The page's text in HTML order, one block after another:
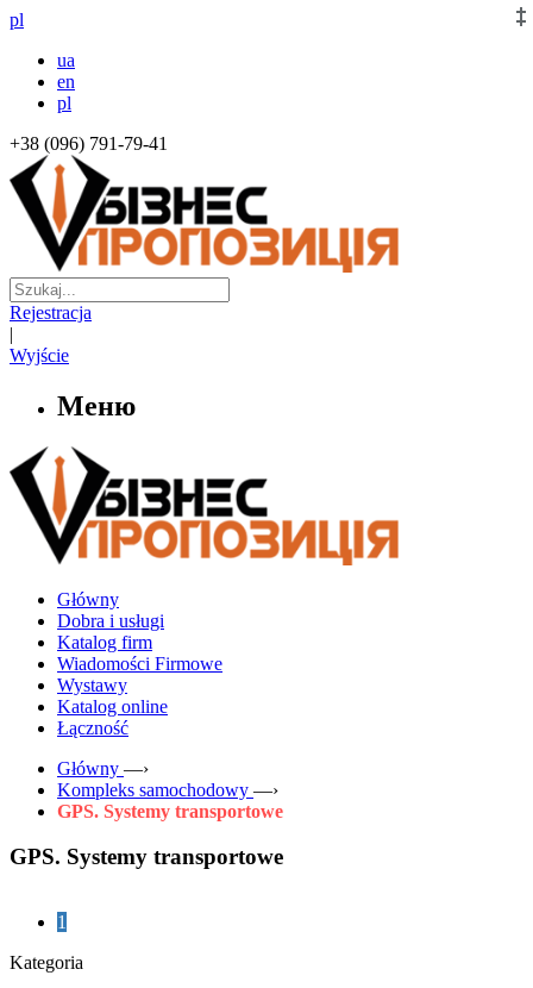
pl
ua
en
pl
+38 (096) 791-79-41
Rejestracja
|
Wyjście
Меню
Główny
Dobra i usługi
Katalog firm
Wiadomości Firmowe
Wystawy
Katalog online
Łączność
Główny —›
Kompleks samochodowy —›
GPS. Systemy transportowe
GPS. Systemy transportowe
1
Kategoria